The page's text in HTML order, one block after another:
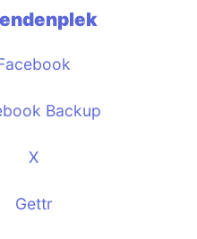
Backup
X
Gettr